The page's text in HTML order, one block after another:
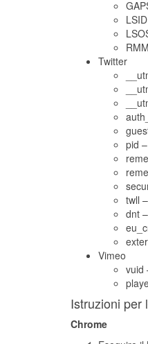
Twitter
pid
twll
dnt
Vimeo
vuid
Istruzioni per
Chrome